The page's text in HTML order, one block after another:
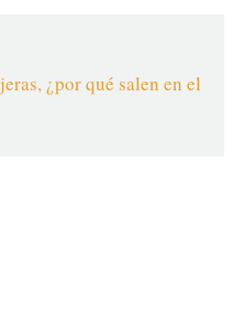
¿por qué salen en el